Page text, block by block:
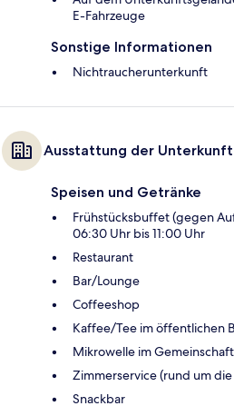
E-Fahrzeuge
Sonstige Informationen
Nichtraucherunterkunft
Ausstattung der Unterkunft
Speisen und Getränke
Frühstücksbuffet (gegen
06:30 Uhr bis 11:00 Uhr
Restaurant
Bar/Lounge
Coffeeshop
Kaffee/Tee im öffentlichen
Mikrowelle im
Zimmerservice (rund um
Snackbar